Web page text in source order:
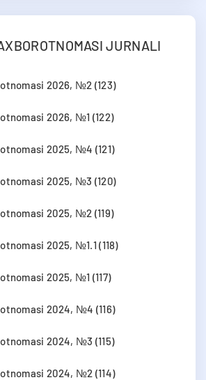
JURNALI
2026, №2 (123)
2026, №1 (122)
2025, №4 (121)
2025, №3 (120)
2025, №2 (119)
2025, №1.1 (118)
2025, №1 (117)
2024, №4 (116)
2024, №3 (115)
2024, №2 (114)